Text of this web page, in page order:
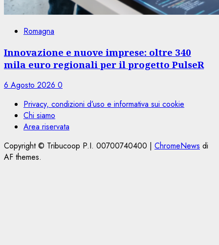
Romagna
Innovazione e nuove imprese: oltre 340
mila euro regionali per il progetto PulseR
6 Agosto 2026 0
Privacy, condizioni d’uso e informativa sui cookie
Chi siamo
Area riservata
Copyright © Tribucoop P.I. 00700740400 | ChromeNews di
AF themes.